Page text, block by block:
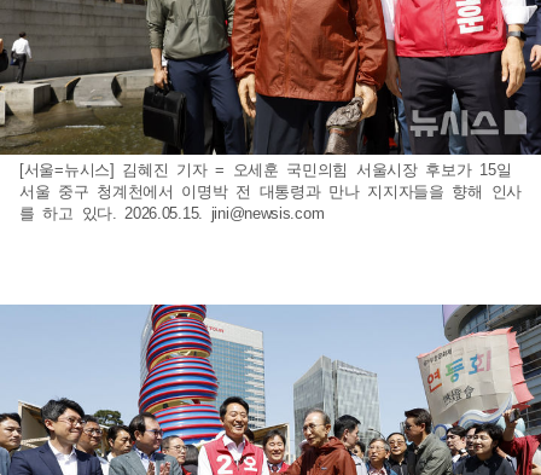
[서울=뉴시스] 김혜진 기자 = 오세훈 국민의힘 서울시장 후보가 15일
서울 중구 청계천에서 이명박 전 대통령과 만나 지지자들을 향해 인사
를 하고 있다. 2026.05.15. jini@newsis.com